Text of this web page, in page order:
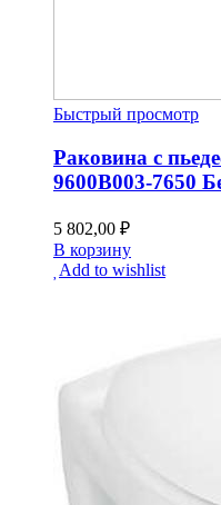
Быстрый просмотр
Раковина с
9600B003-7650
5 802,00 ₽
В корзину
Add to wishlist